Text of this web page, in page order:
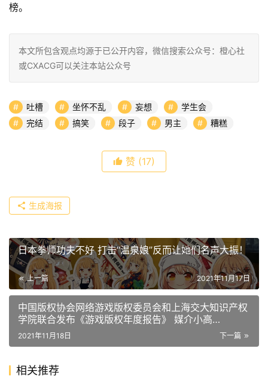
榜。
本文所包含观点均源于已公开内容，微信搜索公众号：橙心社
或CXACG可以关注本站公众号
吐槽 坐怀不乱 妄想
学生会
完结
搞笑 段子 男主 糟糕
赞 (17)
生成海报
日本拳师功夫不好 打击“温泉娘”反而让她们名声大振！
上一篇 2021年11月17日
中国版权协会网络游戏版权委员会和上海交大知识产权
学院联合发布《游戏版权年度报告》 媒介小高
QQ3388651189微信henhao6688999白嫖发稿不给钱
下一篇
2021年11月18日
相关推荐